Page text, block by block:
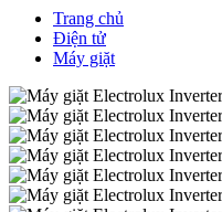
Trang chủ
Điện tử
Máy giặt